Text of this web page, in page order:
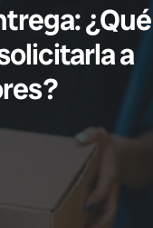
¿Qué
a